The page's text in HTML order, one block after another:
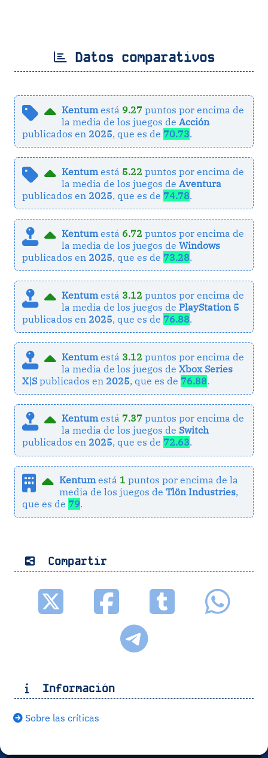
Datos comparativos
Kentumestá 9.27 puntos por encima de
la media de los juegos deAcción
publicados en 2025, que es de 70.73.
Kentumestá 5.22 puntos por encima de
la media de los juegos deAventura
publicados en 2025, que es de 74.78.
Kentumestá 6.72 puntos por encima de
la media de los juegos deWindows
publicados en 2025, que es de 73.28.
Kentumestá 3.12 puntos por encima de
la media de los juegos dePlayStation 5
publicados en 2025, que es de 76.88.
Kentumestá 3.12 puntos por encima de
la media de los juegos deXbox Series
X|S publicados en 2025, que es de 76.88.
Kentumestá 7.37 puntos por encima de
la media de los juegos de Switch
publicados en 2025, que es de 72.63.
Kentumestá 1 puntos por encima de la
media de los juegos deTlön Industries,
que es de 79.
Compartir
Información
Sobre las críticas